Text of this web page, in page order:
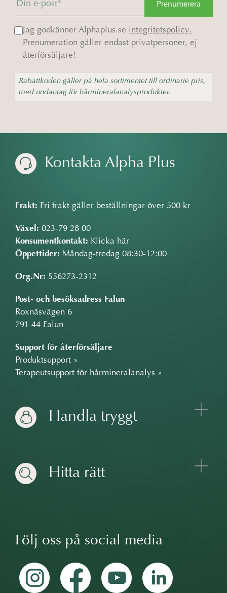
Jag godkänner Alphaplus.se integritetspolicy.
Prenumeration gäller endast privatpersoner, ej
återförsäljare!
Rabattkoden gäller på hela sortimentet till ordinarie pris,
med undantag för hårmineralanalysprodukter.
Prenumerera
Kontakta Alpha Plus
Frakt: Fri frakt gäller beställningar över 500 kr
Växel: 023-79 28 00
Konsumentkontakt: Klicka här
Öppettider: Måndag-fredag 08:30-12:00
Org.Nr: 556273-2312
Post- och besöksadress Falun
Roxnäsvägen 6
791 44 Falun
Support för återförsäljare
Produktsupport »
Terapeutsupport för hårmineralanalys »
Handla tryggt
Hitta rätt
Följ oss på social media